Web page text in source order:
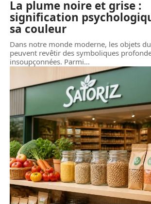
La plume noire et grise :
signification
sa couleur
Dans notre monde moderne, les objets
peuvent revêtir des symboliques
insoupçonnées. Parmi…